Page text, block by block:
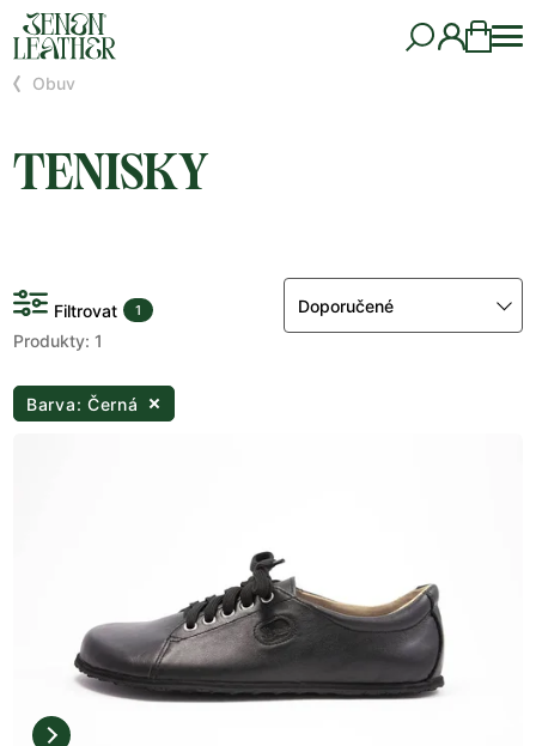
Obuv
TENISKY
Filtrovat 1
Produkty: 1
Doporučené
Barva: Černá